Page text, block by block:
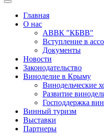
Главная
О нас
АВВК "КБВВ"
Вступление в
Документы
Новости
Законодательство
Виноделие в Крыму
Винодельческие
Развитие
Господдержка
Винный туризм
Выставки
Партнеры